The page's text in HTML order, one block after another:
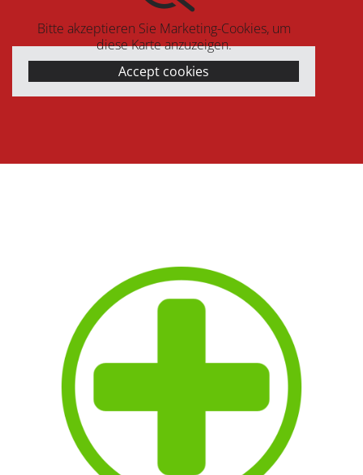
Bitte akzeptieren Sie Marketing-Cookies, um
diese Karte anzuzeigen.
Accept cookies